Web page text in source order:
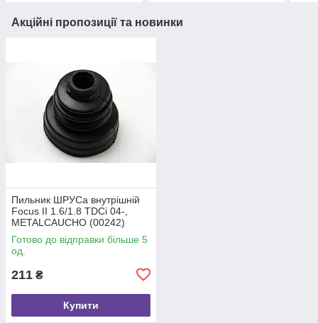
Акційні пропозиції та новинки
Пильник ШРУСа внутрішній
Focus II 1.6/1.8 TDCi 04-,
METALCAUCHO (00242)
Готово до відправки більше 5
од.
211 ₴
Купити